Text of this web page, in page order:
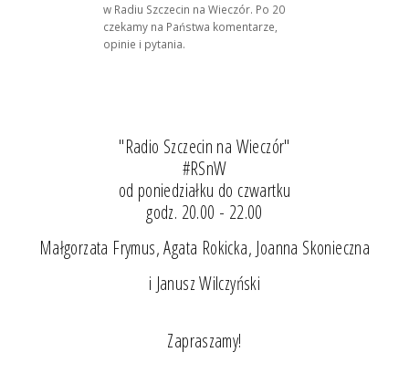
w Radiu Szczecin na Wieczór. Po 20
czekamy na Państwa komentarze,
opinie i pytania.
"Radio Szczecin na Wieczór"
#RSnW
od poniedziałku do czwartku
godz. 20.00 - 22.00
Małgorzata Frymus, Agata Rokicka, Joanna Skonieczna
i Janusz Wilczyński
Zapraszamy!